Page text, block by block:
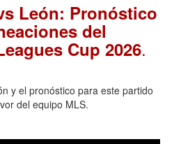
León: Pronóstico
del
Cup 2026.
y el pronóstico para este partido
del equipo MLS.